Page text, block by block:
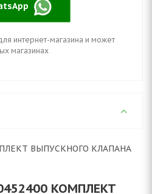
интернет-магазина и может
магазинах
ВЫПУСКНОГО КЛАПАНА
КОМПЛЕКТ